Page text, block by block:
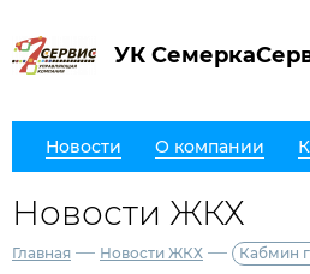
УК
Новости О компании
Новости ЖКХ
Главная — Новости ЖКХ — Кабмин